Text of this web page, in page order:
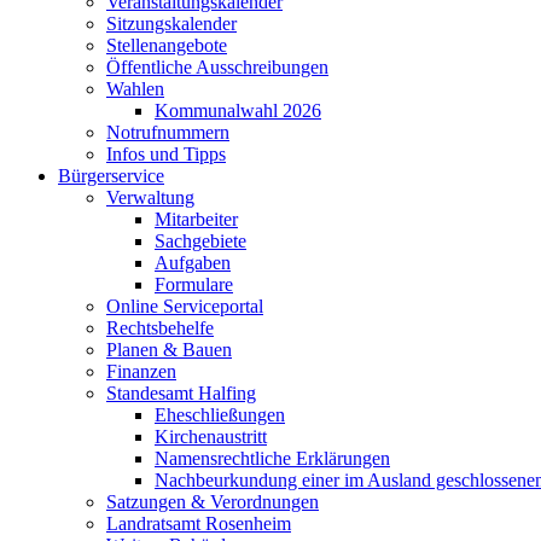
Sitzungskalender
Stellenangebote
Öffentliche Ausschreibungen
Wahlen
Kommunalwahl 2026
Notrufnummern
Infos und Tipps
Bürgerservice
Verwaltung
Mitarbeiter
Sachgebiete
Aufgaben
Formulare
Online Serviceportal
Rechtsbehelfe
Planen & Bauen
Finanzen
Standesamt Halfing
Eheschließungen
Kirchenaustritt
Namensrechtliche Erklärungen
Nachbeurkundung einer im Ausland
Satzungen & Verordnungen
Landratsamt Rosenheim